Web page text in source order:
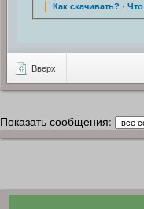
Как скачивать? ·Что
Вверх
Показать сообщения: